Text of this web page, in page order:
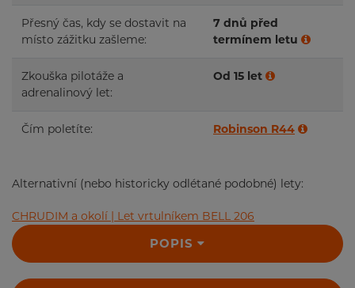
Přesný čas, kdy se dostavit na
místo zážitku zašleme:
7 dnů před
termínem letu
Zkouška pilotáže a
adrenalinový let:
Od 15 let
Čím poletíte: Robinson R44
POPIS
Alternativní (nebo historicky odlétané podobné) lety:
CHRUDIM a okolí | Let vrtulníkem BELL 206